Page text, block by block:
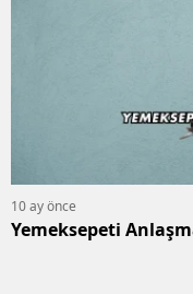
10 ay önce
Yemeksepeti